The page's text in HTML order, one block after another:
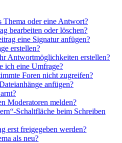
Thema oder eine Antwort?
bearbeiten oder löschen?
eine Signatur anfügen?
erstellen?
Antwortmöglichkeiten erstellen?
ich eine Umfrage?
Foren nicht zugreifen?
anfügen?
Moderatoren melden?
Schaltfläche beim Schreiben
erst freigegeben werden?
als neu?